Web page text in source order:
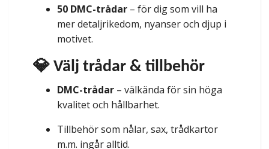
50 DMC-trådar – för dig som vill ha
mer detaljrikedom, nyanser och djup i
motivet.
💎 Välj trådar & tillbehör
DMC-trådar – välkända för sin höga
kvalitet och hållbarhet.
Tillbehör som nålar, sax, trådkartor
m.m. ingår alltid.